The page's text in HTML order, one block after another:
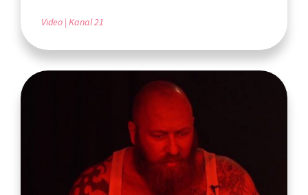
Video Kanal 21